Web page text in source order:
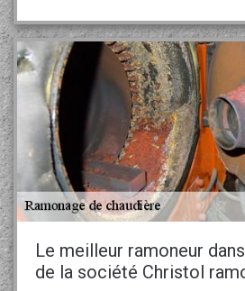
Le meilleur ramoneur
de la société Christol